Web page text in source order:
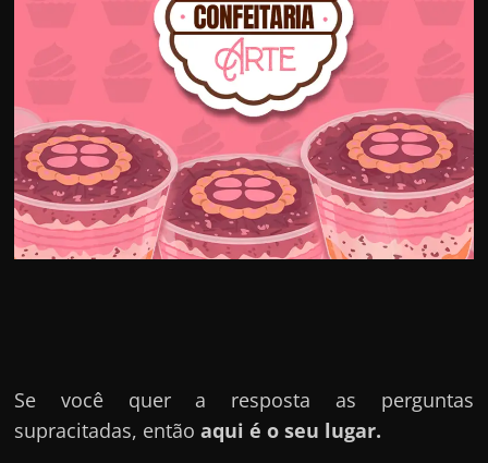
q
u
e
l
f
e
Se você quer a resposta as perguntas
supracitadas, então aqui é o seu lugar.